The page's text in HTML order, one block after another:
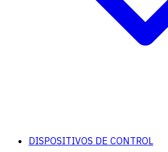
DISPOSITIVOS DE CONTROL